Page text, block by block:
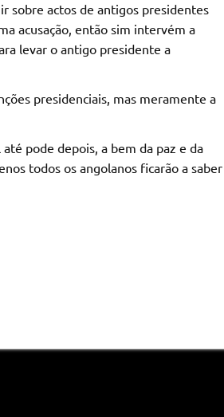
sobre actos de antigos presidentes
acusação, então sim intervém a
levar o antigo presidente a
presidenciais, mas meramente a
pode depois, a bem da paz e da
todos os angolanos ficarão a saber